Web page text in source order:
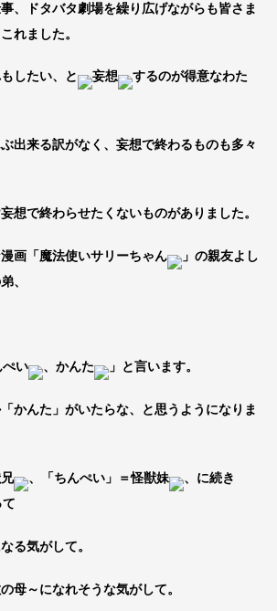
、ドタバタ劇場を繰り広げながらも皆さま
れました。
したい、と 妄想
するのが得意なわた
出来る訳がなく、妄想で終わるものも多々
想で終わらせたくないものがありました。
画「魔法使いサリーちゃん
」の親友よし
、
ぺい 、かんた 」と言います。
かんた」がいたらな、と思うようになりま
、「ちんぺい」＝怪獣妹
、に続き
て
る気がして。
母～になれそうな気がして。